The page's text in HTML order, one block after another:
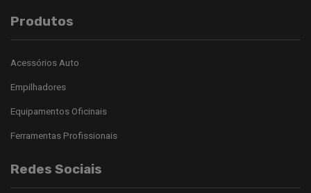
Produtos
Acessórios Auto
Empilhadores
Equipamentos Oficinais
Ferramentas Profissionais
Redes Sociais